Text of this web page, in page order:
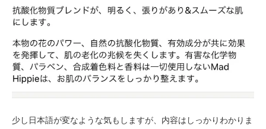
少し日本語が変なような気もしますが、内容はしっかりわかりま